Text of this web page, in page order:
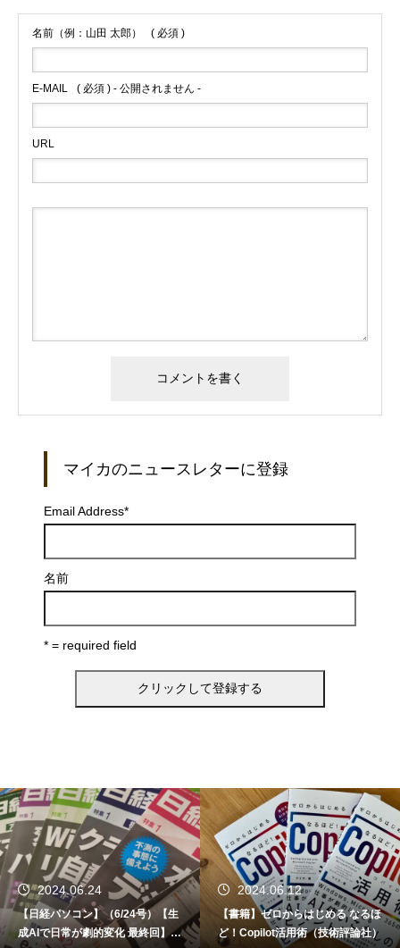
名前（例：山田 太郎） ( 必須 )
E-MAIL ( 必須 ) - 公開されません -
URL
マイカのニュースレターに登録
Email Address*
名前
* = required field
2024.06.24
【日経パソコン】（6/24号）【生
成AIで日常が劇的変化 最終回】 A
2024.06.12
【書籍】ゼロからはじめる なるほ
ど！Copilot活用術（技術評論社）